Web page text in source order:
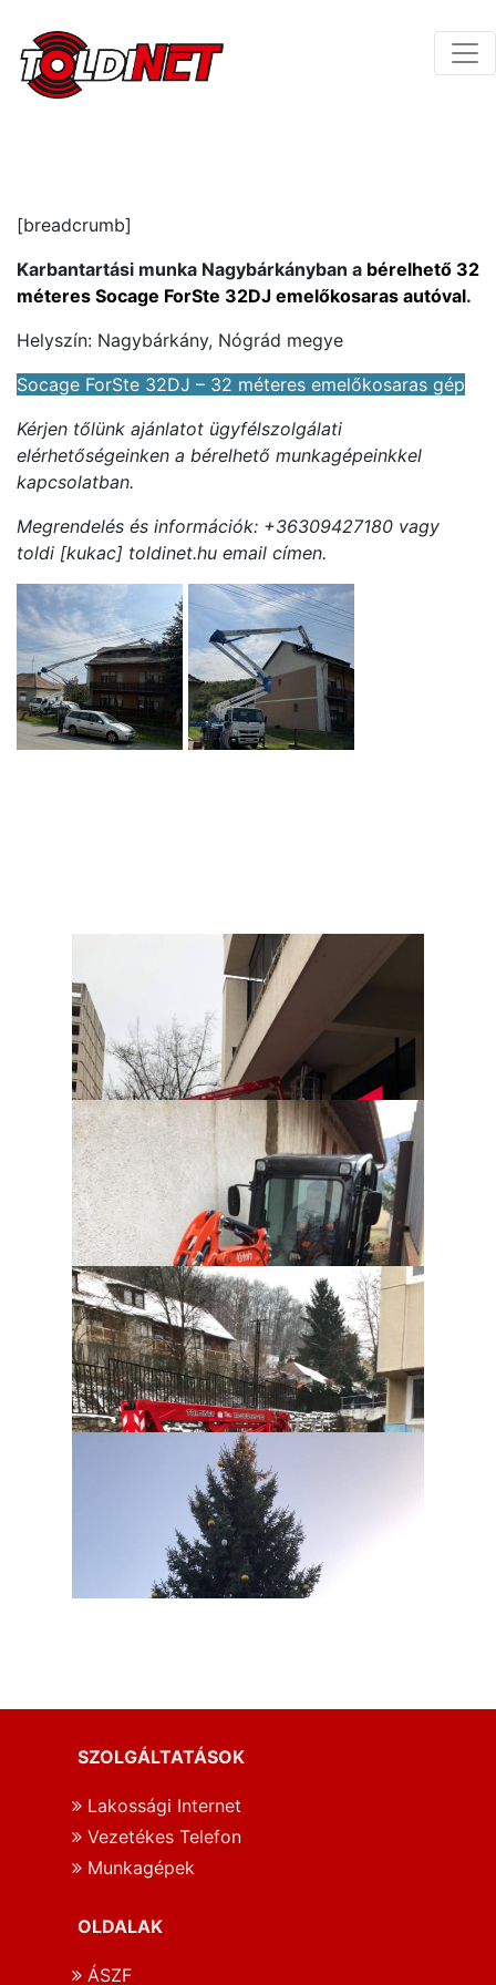
[breadcrumb]
Karbantartási munka Nagybárkányban a bérelhető 32
méteres Socage ForSte 32DJ emelőkosaras autóval.
Helyszín: Nagybárkány, Nógrád megye
Socage ForSte 32DJ – 32 méteres emelőkosaras gép
Kérjen tőlünk ajánlatot ügyfélszolgálati
elérhetőségeinken a bérelhető munkagépeinkkel
kapcsolatban.
Megrendelés és információk: +36309427180 vagy
toldi [kukac] toldinet.hu email címen.
SZOLGÁLTATÁSOK
Lakossági Internet
Vezetékes Telefon
Munkagépek
OLDALAK
ÁSZF